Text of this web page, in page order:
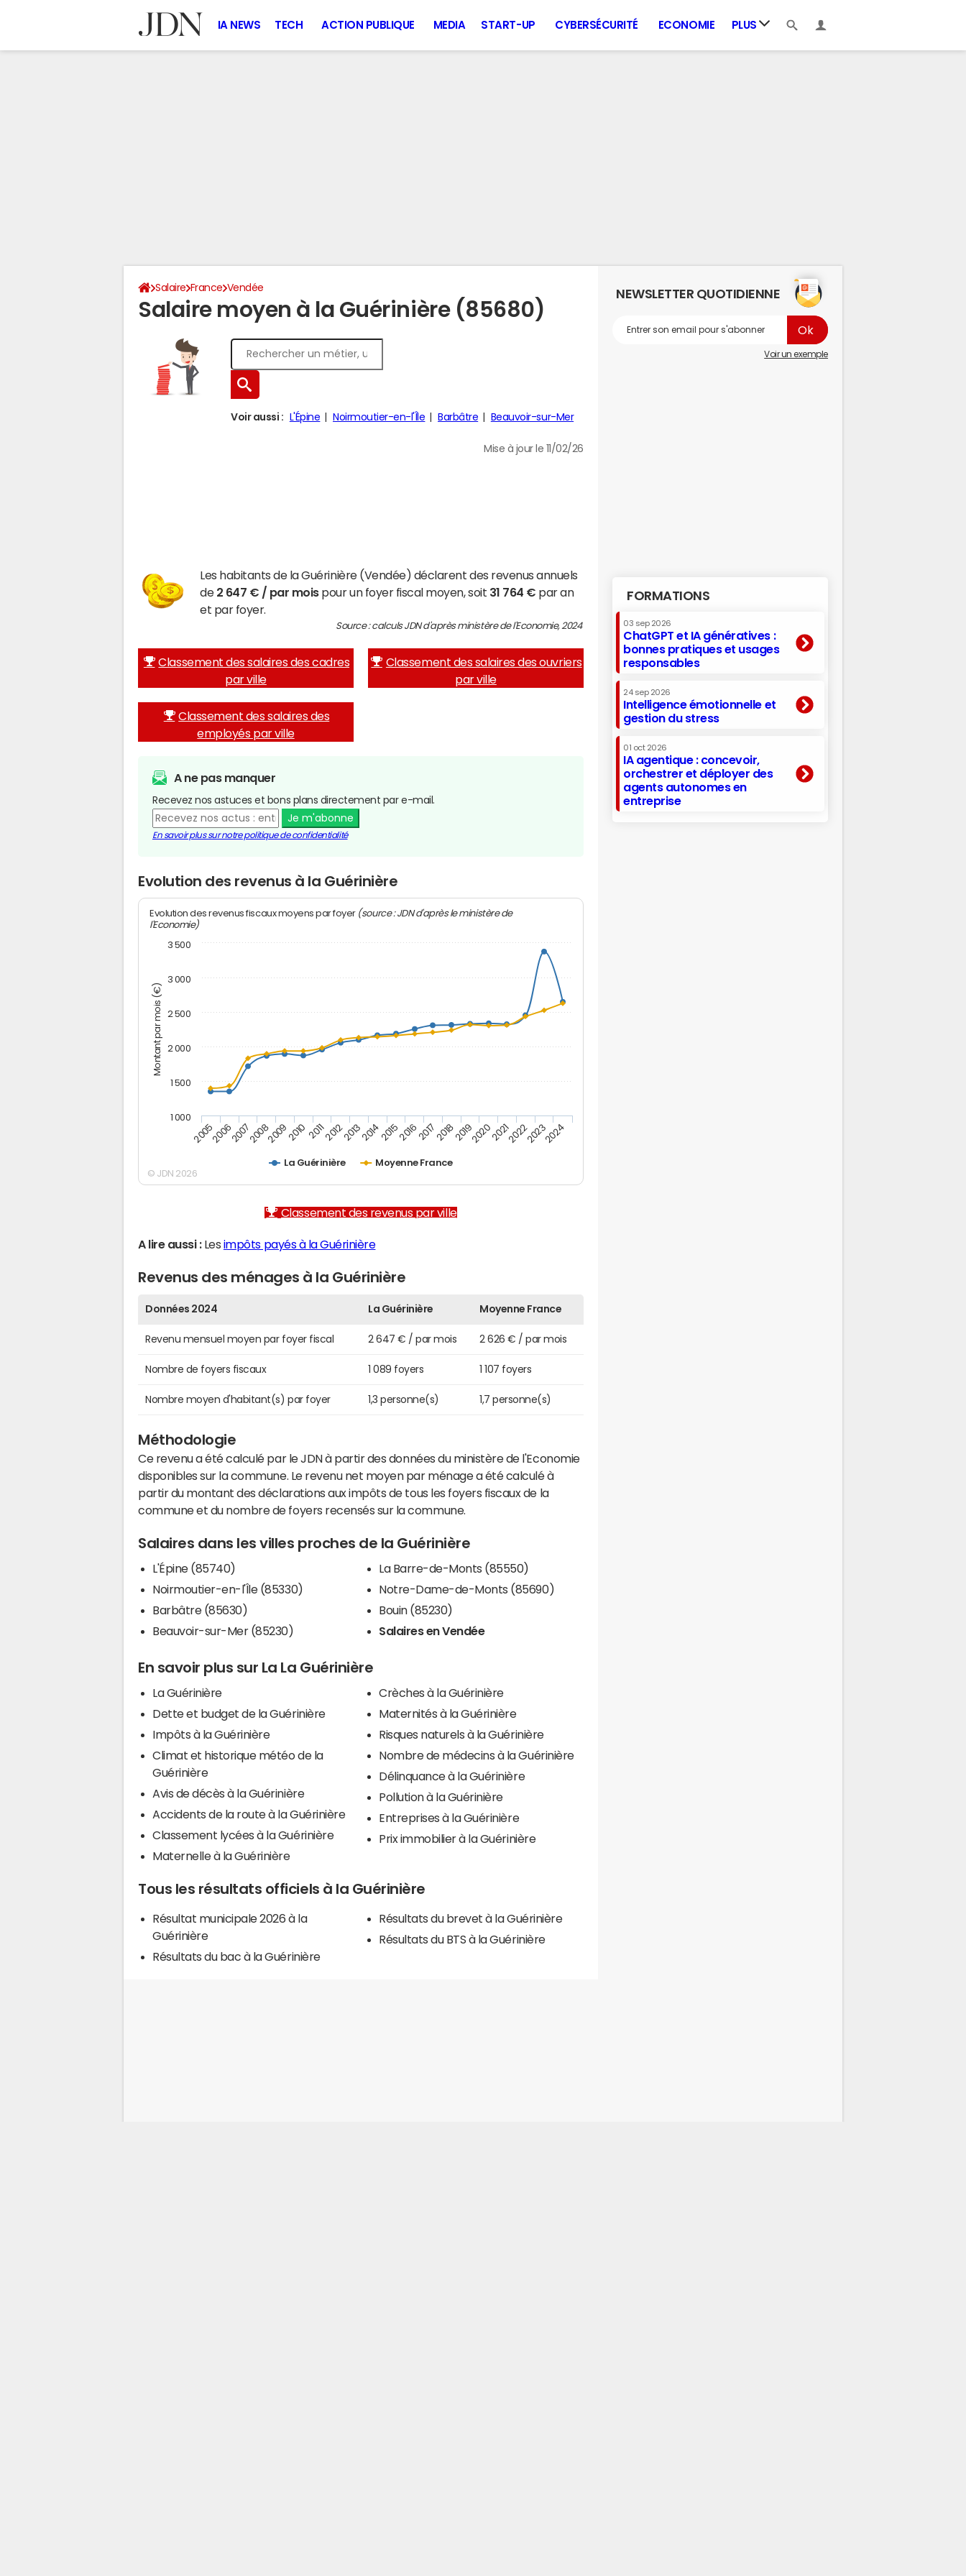
IA NEWS TECH ACTION PUBLIQUE MEDIA START-UP CYBERSÉCURITÉ ECONOMIE PLUS
Salaire France Vendée
Salaire moyen à la Guérinière (85680)
Voir aussi : L'Épine Noirmoutier-en-l'Île Barbâtre Beauvoir-sur-Mer
Mise à jour le 11/02/26
Les habitants de la Guérinière (Vendée) déclarent des revenus annuels
de 2 647 € / par moispour un foyer fiscal moyen, soit 31 764 € par an
et par foyer.
Source : calculs JDN d'après ministère de l'Economie, 2024
Classement des salaires des cadres
par ville
Classement des salaires des ouvriers
par ville
Classement des salaires des
employés par ville
A ne pas manquer
Recevez nos astuces et bons plans directement par e-mail.
Je m'abonne
En savoir plus sur notre politique de confidentialité
Evolution des revenus à la Guérinière
Montant par mois (€)
Evolution des revenus fiscaux moyens par foyer (source : JDN d'après le ministère de
l'Economie)
La Guérinière Moyenne France
200520062007200820092010 20112012201320142015201620172018201920202021202220232024
1 000
1 500
2 000
2 500
3 000
3 500
© JDN 2026
Classement des revenus par ville
A lire aussi :Les impôts payés à la Guérinière
Revenus des ménages à la Guérinière
Données 2024 La Guérinière Moyenne France
Revenu mensuel moyen par foyer fiscal 2 647 € / par mois 2 626 € / par mois
Nombre de foyers fiscaux 1 089 foyers 1 107 foyers
Nombre moyen d'habitant(s) par foyer 1,3 personne(s) 1,7 personne(s)
Méthodologie
Ce revenu a été calculé par le JDN à partir des données du ministère de l'Economie
disponibles sur la commune. Le revenu net moyen par ménage a été calculé à
partir du montant des déclarations aux impôts de tous les foyers fiscaux de la
commune et du nombre de foyers recensés sur la commune.
Salaires dans les villes proches de la Guérinière
L'Épine (85740)
Noirmoutier-en-l'Île (85330)
Barbâtre (85630)
Beauvoir-sur-Mer (85230)
La Barre-de-Monts (85550)
Notre-Dame-de-Monts (85690)
Bouin (85230)
Salaires en Vendée
En savoir plus sur La La Guérinière
La Guérinière
Dette et budget de la Guérinière
Impôts à la Guérinière
Climat et historique météo de la
Guérinière
Avis de décès à la Guérinière
Accidents de la route à la Guérinière
Classement lycées à la Guérinière
Maternelle à la Guérinière
Crèches à la Guérinière
Maternités à la Guérinière
Risques naturels à la Guérinière
Nombre de médecins à la Guérinière
Délinquance à la Guérinière
Pollution à la Guérinière
Entreprises à la Guérinière
Prix immobilier à la Guérinière
Tous les résultats officiels à la Guérinière
Résultat municipale 2026 à la
Guérinière
Résultats du bac à la Guérinière
Résultats du brevet à la Guérinière
Résultats du BTS à la Guérinière
NEWSLETTER QUOTIDIENNE
Voir un exemple
FORMATIONS
03 sep 2026
ChatGPT et IA génératives :
bonnes pratiques et usages
responsables
24 sep 2026
Intelligence émotionnelle et
gestion du stress
01 oct 2026
IA agentique : concevoir,
orchestrer et déployer des
agents autonomes en
entreprise